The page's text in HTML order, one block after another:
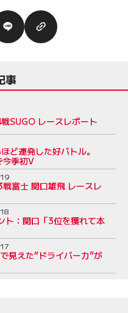
事
SUGO レースレポート
ど連発した好バトル。
季初V
富士 関口雄飛 レースレ
ト：関口「3位を獲れて本
見えた“ドライバー力”が